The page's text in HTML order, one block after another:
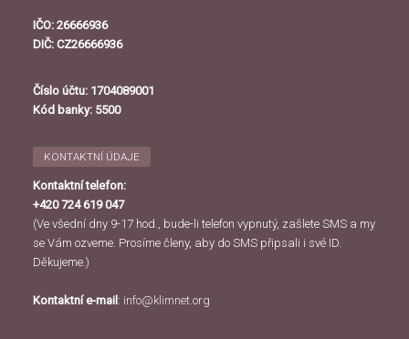
IČO: 26666936
DIČ: CZ26666936
Číslo účtu: 1704089001
Kód banky: 5500
KONTAKTNÍ ÚDAJE
Kontaktní telefon:
+420 724 619 047
(Ve všední dny 9-17 hod., bude-li telefon vypnutý, zašlete SMS a my
se Vám ozveme. Prosíme členy, aby do SMS připsali i své ID.
Děkujeme.)
Kontaktní e-mail : info@klimnet.org